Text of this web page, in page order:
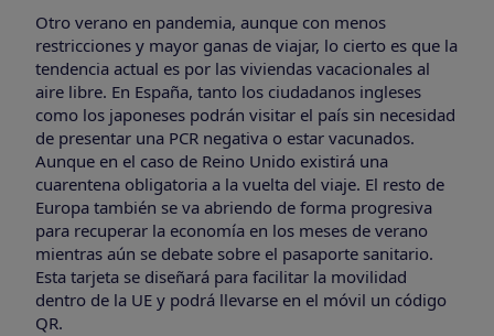
Otro verano en pandemia, aunque con menos
restricciones y mayor ganas de viajar, lo cierto es que la
tendencia actual es por las viviendas vacacionales al
aire libre. En España, tanto los ciudadanos ingleses
como los japoneses podrán visitar el país sin necesidad
de presentar una PCR negativa o estar vacunados.
Aunque en el caso de Reino Unido existirá una
cuarentena obligatoria a la vuelta del viaje. El resto de
Europa también se va abriendo de forma progresiva
para recuperar la economía en los meses de verano
mientras aún se debate sobre el pasaporte sanitario.
Esta tarjeta se diseñará para facilitar la movilidad
dentro de la UE y podrá llevarse en el móvil un código
QR.